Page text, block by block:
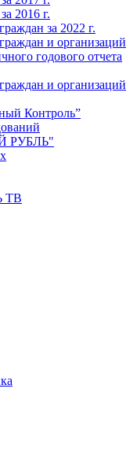
2016 г.
за 2022 г.
и организаций
годового отчета
и организаций
Контроль”
РУБЛЬ"
ТВ